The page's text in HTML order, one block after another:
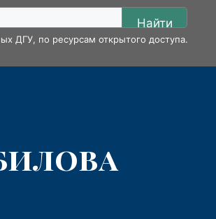
Найти
ДГУ, по ресурсам открытого доступа.